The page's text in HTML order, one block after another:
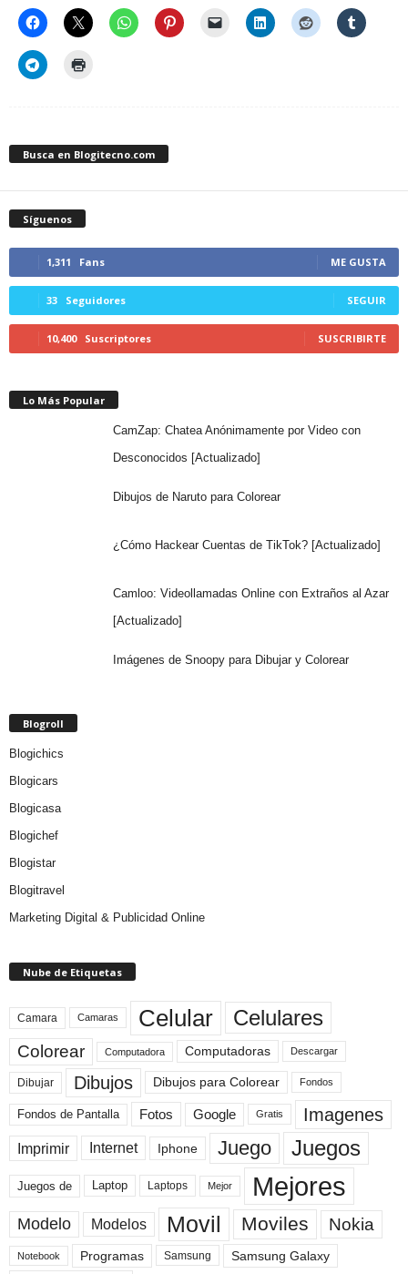
Busca en Blogitecno.com
Síguenos
1,311 Fans ME GUSTA
33 Seguidores SEGUIR
10,400 Suscriptores SUSCRIBIRTE
Lo Más Popular
CamZap: Chatea Anónimamente por Video con
Desconocidos [Actualizado]
Dibujos de Naruto para Colorear
¿Cómo Hackear Cuentas de TikTok? [Actualizado]
Camloo: Videollamadas Online con Extraños al Azar
[Actualizado]
Imágenes de Snoopy para Dibujar y Colorear
Blogroll
Blogichics
Blogicars
Blogicasa
Blogichef
Blogistar
Blogitravel
Marketing Digital & Publicidad Online
Nube de Etiquetas
Camara Camaras Celular Celulares
Colorear Computadora Computadoras Descargar
Dibujar Dibujos Dibujos para Colorear Fondos
Fondos de Pantalla Fotos Google Gratis Imagenes
Imprimir Internet Iphone Juego Juegos
Juegos de Laptop Laptops Mejor Mejores
Modelo Modelos Movil Moviles Nokia
Notebook Programas Samsung Samsung Galaxy